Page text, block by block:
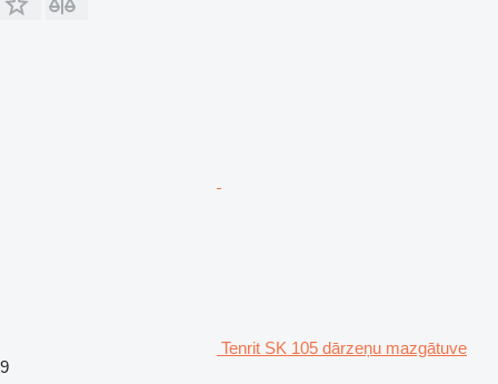
Tenrit SK 105 dārzeņu mazgātuve
9